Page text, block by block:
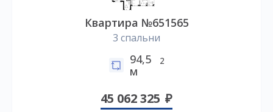
Квартира №651565
3 спальни
94,5
м
2
45 062 325